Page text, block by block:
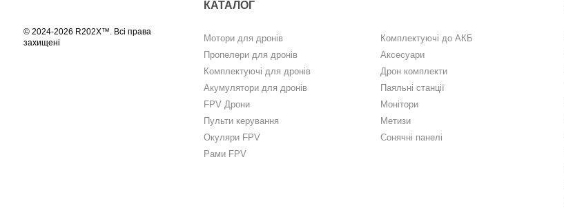
© 2024-2026 R202X™. Всі права
захищені
КАТАЛОГ
Мотори для дронів
Пропелери для дронів
Комплектуючі для дронів
Акумулятори для дронів
FPV Дрони
Пульти керування
Окуляри FPV
Рами FPV
Комплектуючі до АКБ
Аксесуари
Дрон комплекти
Паяльні станції
Монітори
Метизи
Сонячні панелі